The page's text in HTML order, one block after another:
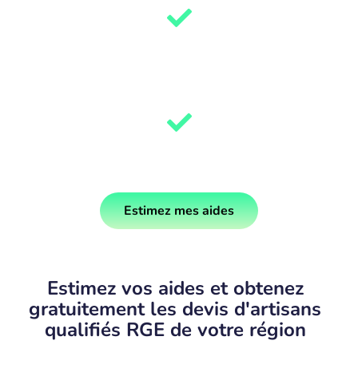
Estimez mes aides
Estimez vos aides et obtenez
gratuitement les devis d'artisans
qualifiés RGE de votre région